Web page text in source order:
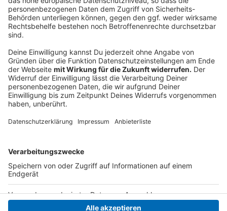
Brückenstrompreis und eine verlässliche
Kraftwerksstrategie riskieren wir, den Aufschwung
auszubremsen", erklärte die Ministerin.
Das RWI erstellt im Auftrag des NRW-
Wirtschaftsministeriums jährlich drei
Konjunkturberichte. (dpa)
Anzeige
Anzeige